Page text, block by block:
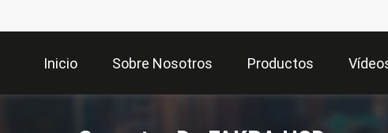
Inicio Sobre Nosotros Productos